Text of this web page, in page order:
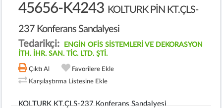
45656-K4243 KOLTURK PİN KT.ÇLS-
237 Konferans Sandalyesi
Tedarikçi:
ENGİN OFİS SİSTEMLERİ VE DEKORASYON
İTH. İHR. SAN. TİC. LTD. ŞTİ.
Çıktı Al
Favorilere Ekle
Karşılaştırma Listesine Ekle
KOLTURK KT.ÇLS-237 Konferans Sandalyesi